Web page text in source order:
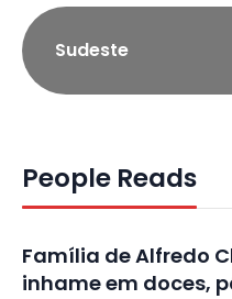
Sudeste
People Reads
Família de Alfredo
inhame em doces,